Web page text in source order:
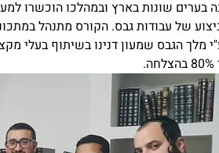
של עבודות גבס. הקורס מתנהל